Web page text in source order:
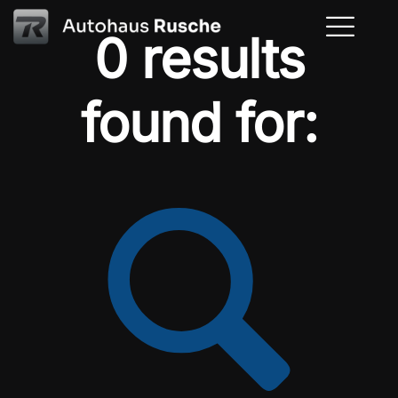
0 results
found for: